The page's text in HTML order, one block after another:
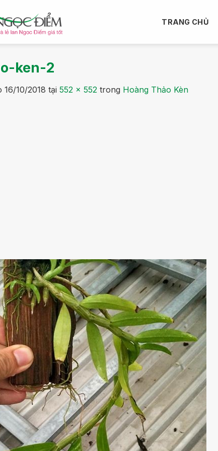
TRANG CHỦ
ken-2
16/10/2018 tại 552 × 552 trong Hoàng Thảo Kèn